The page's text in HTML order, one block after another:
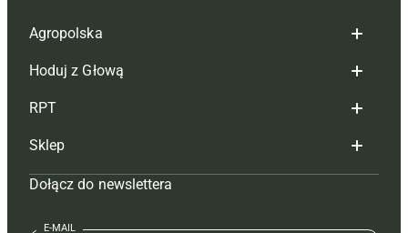
Agropolska
Redakcja
Reklama
Tagi
Mapa serwisu
Kontakt
Hoduj z Głową
Hoduj z głową bydło
Hoduj z głową świnie
Prenumerata
Redakcja
RPT
Redakcja
Prenumerata
Reklama
Sklep
Czasopisma i prenumerata
Książki
Dołącz do newslettera
E-MAIL